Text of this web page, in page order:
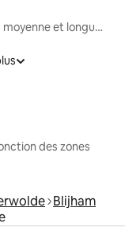
Locations moyenne et longue durée
des zones
Blijham